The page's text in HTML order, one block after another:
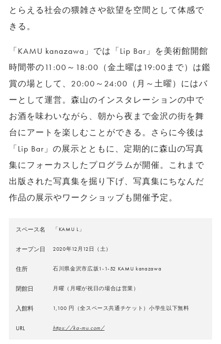
とらえる社会の猥雑さや欲望を空間として体感で
きる。
「KAMU kanazawa」では「Lip Bar」を美術館開館
時間帯の11:00～18:00（金土曜は19:00まで）は鑑
賞の場として、20:00～24:00（月～土曜）にはバ
ーとして運営。森山のインスタレーションの中で
お酒を味わいながら、朝から夜まで金沢の街を舞
台にアートを楽しむことができる。さらに今後は
「Lip Bar」の展示とともに、定期的に森山の写真
集にフォーカスしたプログラムが開催。これまで
出版された写真集を掘り下げ、写真集にちなんだ
作品の展示やワークショップも開催予定。
スペース名 「KAMU L」
オープン日 2020年12月12日（土）
住所 石川県金沢市広坂1-1-52 KAMU kanazawa
閉館日 月曜（月曜が祝日の場合は営業）
入館料 1,100 円（全スペース共通チケット）小学生以下無料
URL https://ka-mu.com/